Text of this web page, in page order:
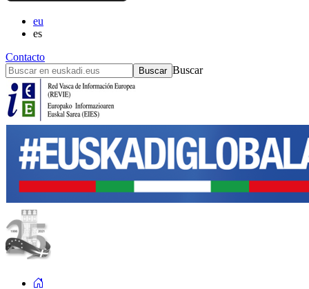
eu
es
Contacto
Buscar